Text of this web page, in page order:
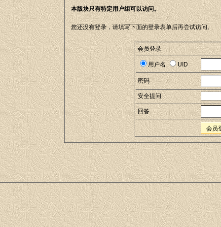
本版块只有特定用户组可以访问。
您还没有登录，请填写下面的登录表单后再尝试访问。
会员登录
用户名 UID
密码
安全提问
回答
会员